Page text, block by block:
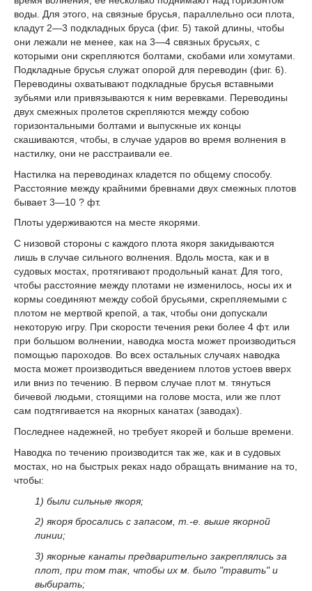
воды. Для этого, на связные брусья, параллельно оси плота,
кладут 2—3 подкладных бруса (фиг. 5) такой длины, чтобы
они лежали не менее, как на 3—4 связных брусьях, с
которыми они скрепляются болтами, скобами или хомутами.
Подкладные брусья служат опорой для переводин (фиг. 6).
Переводины охватывают подкладные брусья вставными
зубьями или привязываются к ним веревками. Переводины
двух смежных пролетов скрепляются между собою
горизонтальными болтами и выпускные их концы
скашиваются, чтобы, в случае ударов во время волнения в
настилку, они не расстраивали ее.
Настилка на переводинах кладется по общему способу.
Расстояние между крайними бревнами двух смежных плотов
бывает 3—10 ? фт.
Плоты удерживаются на месте якорями.
С низовой стороны с каждого плота якоря закидываются
лишь в случае сильного волнения. Вдоль моста, как и в
судовых мостах, протягивают продольный канат. Для того,
чтобы расстояние между плотами не изменилось, носы их и
кормы соединяют между собой брусьями, скрепляемыми с
плотом не мертвой крепой, а так, чтобы они допускали
некоторую игру. При скорости течения реки более 4 фт. или
при большом волнении, наводка моста может производиться
помощью пароходов. Во всех остальных случаях наводка
моста может производиться введением плотов устоев вверх
или вниз по течению. В первом случае плот м. тянуться
бичевой людьми, стоящими на голове моста, или же плот
сам подтягивается на якорных канатах (заводах).
Последнее надежней, но требует якорей и больше времени.
Наводка по течению производится так же, как и в судовых
мостах, но на быстрых реках надо обращать внимание на то,
чтобы:
1) были сильные якоря;
2) якоря бросались с запасом, т.-е. выше якорной
линии;
3) якорные канаты предварительно закреплялись за
плот, при том так, чтобы их м. было "травить" и
выбирать;